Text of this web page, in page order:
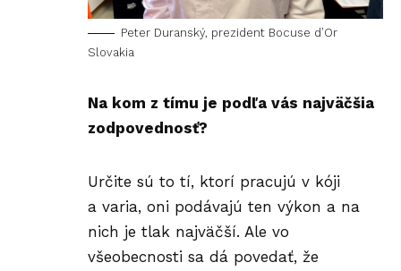
Peter Duranský, prezident Bocuse d’Or
Slovakia
Na kom z tímu je podľa vás najväčšia
zodpovednosť?
Určite sú to tí, ktorí pracujú v kóji
a varia, oni podávajú ten výkon a na
nich je tlak najväčší. Ale vo
všeobecnosti sa dá povedať, že